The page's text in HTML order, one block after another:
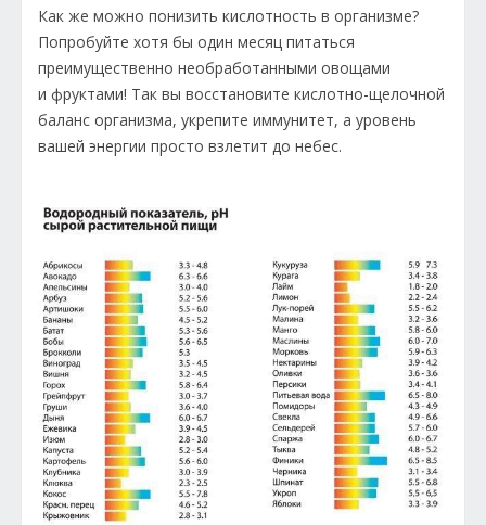
Как же можно понизить кислотность в организме?
Попробуйте хотя бы один месяц питаться
преимущественно необработанными овощами
и фруктами! Так вы восстановите кислотно-щелочной
баланс организма, укрепите иммунитет, а уровень
вашей энергии просто взлетит до небес.